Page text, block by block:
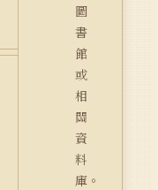
圖
書
館
或
相
關
資
料
庫。